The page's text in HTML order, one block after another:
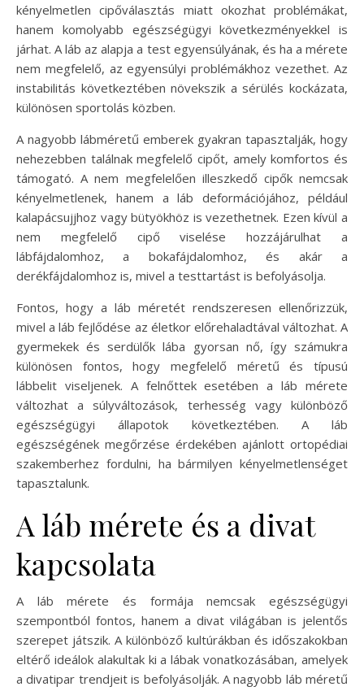
kényelmetlen cipőválasztás miatt okozhat problémákat,
hanem komolyabb egészségügyi következményekkel is
járhat. A láb az alapja a test egyensúlyának, és ha a mérete
nem megfelelő, az egyensúlyi problémákhoz vezethet. Az
instabilitás következtében növekszik a sérülés kockázata,
különösen sportolás közben.
A nagyobb lábméretű emberek gyakran tapasztalják, hogy
nehezebben találnak megfelelő cipőt, amely komfortos és
támogató. A nem megfelelően illeszkedő cipők nemcsak
kényelmetlenek, hanem a láb deformációjához, például
kalapácsujjhoz vagy bütyökhöz is vezethetnek. Ezen kívül a
nem megfelelő cipő viselése hozzájárulhat a
lábfájdalomhoz, a bokafájdalomhoz, és akár a
derékfájdalomhoz is, mivel a testtartást is befolyásolja.
Fontos, hogy a láb méretét rendszeresen ellenőrizzük,
mivel a láb fejlődése az életkor előrehaladtával változhat. A
gyermekek és serdülők lába gyorsan nő, így számukra
különösen fontos, hogy megfelelő méretű és típusú
lábbelit viseljenek. A felnőttek esetében a láb mérete
változhat a súlyváltozások, terhesség vagy különböző
egészségügyi állapotok következtében. A láb
egészségének megőrzése érdekében ajánlott ortopédiai
szakemberhez fordulni, ha bármilyen kényelmetlenséget
tapasztalunk.
A láb mérete és a divat
kapcsolata
A láb mérete és formája nemcsak egészségügyi
szempontból fontos, hanem a divat világában is jelentős
szerepet játszik. A különböző kultúrákban és időszakokban
eltérő ideálok alakultak ki a lábak vonatkozásában, amelyek
a divatipar trendjeit is befolyásolják. A nagyobb láb méretű